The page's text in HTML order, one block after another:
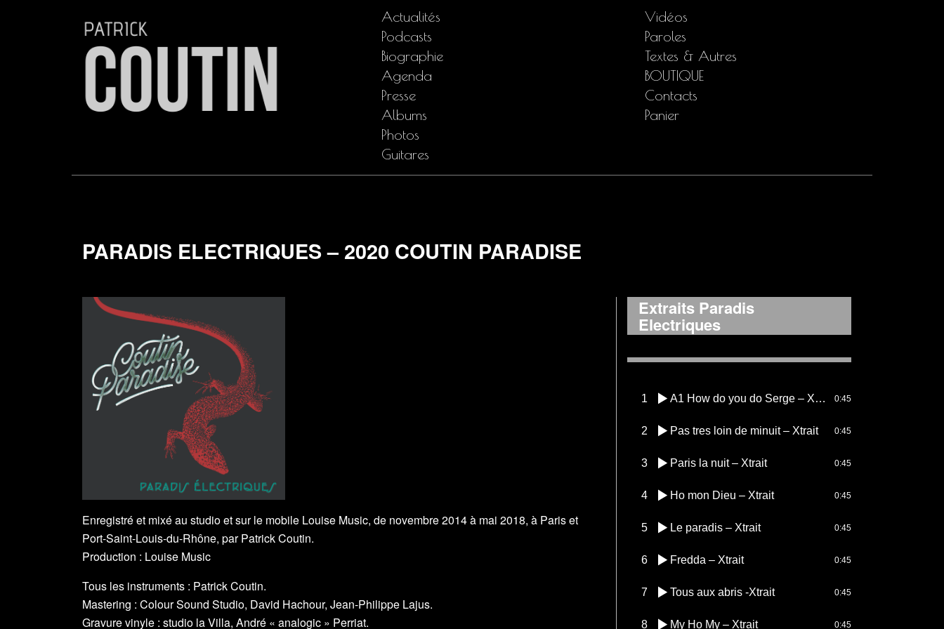
Actualités
Podcasts
Biographie
Agenda
Presse
Albums
Photos
Guitares
Vidéos
Paroles
Textes & Autres
BOUTIQUE
Contacts
Panier
PARADIS ELECTRIQUES – 2020 COUTIN PARADISE
Enregistré et mixé au studio et sur le mobile Louise Music, de novembre 2014 à mai 2018, à Paris et
Port-Saint-Louis-du-Rhône, par Patrick Coutin.
Production : Louise Music
Tous les instruments : Patrick Coutin.
Mastering : Colour Sound Studio, David Hachour, Jean-Philippe Lajus.
Gravure vinyle : studio la Villa, André « analogic » Perriat.
Extraits Paradis
Electriques
1 A1 How do you do Serge – Xtrait 0:45
2 Pas tres loin de minuit – Xtrait 0:45
3 Paris la nuit – Xtrait 0:45
4 Ho mon Dieu – Xtrait 0:45
5 Le paradis – Xtrait 0:45
6 Fredda – Xtrait 0:45
7 Tous aux abris -Xtrait 0:45
8 My Ho My – Xtrait 0:45